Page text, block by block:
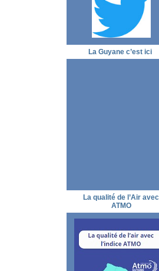
La Guyane c’est ici
La qualité de l’Air avec
ATMO